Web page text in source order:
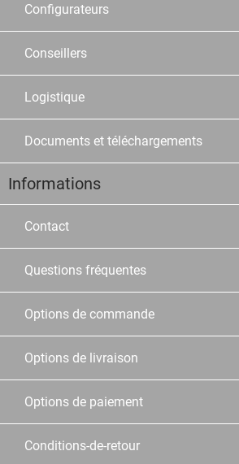
Configurateurs
Conseillers
Logistique
Documents et téléchargements
Informations
Contact
Questions fréquentes
Options de commande
Options de livraison
Options de paiement
Conditions-de-retour